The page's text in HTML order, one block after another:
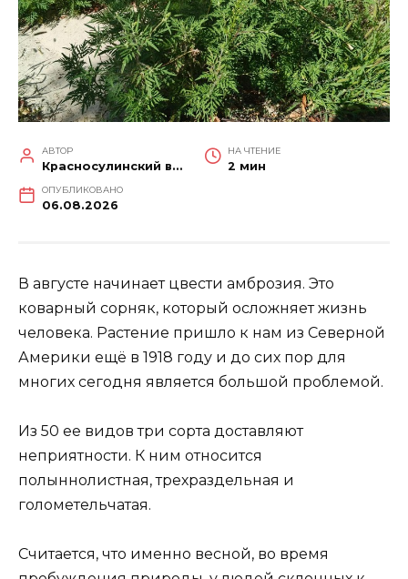
АВТОР
Красносулинский вестник
НА ЧТЕНИЕ
2 мин
ОПУБЛИКОВАНО
06.08.2026
В августе начинает цвести амброзия. Это
коварный сорняк, который осложняет жизнь
человека. Растение пришло к нам из Северной
Америки ещё в 1918 году и до сих пор для
многих сегодня является большой проблемой.
Из 50 ее видов три сорта доставляют
неприятности. К ним относится
полыннолистная, трехраздельная и
голометельчатая.
Считается, что именно весной, во время